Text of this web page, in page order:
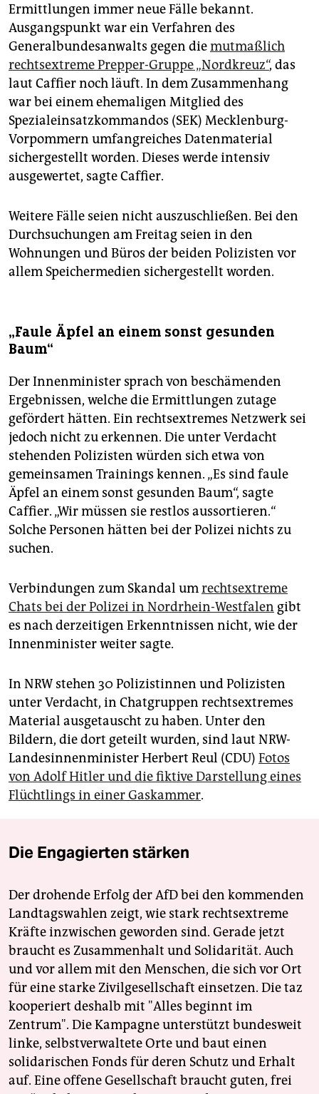
Ermittlungen immer neue Fälle bekannt.
Ausgangspunkt war ein Verfahren des
Generalbundesanwalts gegen diemutmaßlich
rechtsextreme Prepper-Gruppe „Nordkreuz“, das
laut Caffier noch läuft. In dem Zusammenhang
war bei einem ehemaligen Mitglied des
Spezialeinsatzkommandos (SEK) Mecklenburg-
Vorpommern umfangreiches Datenmaterial
sichergestellt worden. Dieses werde intensiv
ausgewertet, sagte Caffier.
Weitere Fälle seien nicht auszuschließen. Bei den
Durchsuchungen am Freitag seien in den
Wohnungen und Büros der beiden Polizisten vor
allem Speichermedien sichergestellt worden.
„Faule Äpfel an einem sonst gesunden
Baum“
Der Innenminister sprach von beschämenden
Ergebnissen, welche die Ermittlungen zutage
gefördert hätten. Ein rechtsextremes Netzwerk sei
jedoch nicht zu erkennen. Die unter Verdacht
stehenden Polizisten würden sich etwa von
gemeinsamen Trainings kennen. „Es sind faule
Äpfel an einem sonst gesunden Baum“, sagte
Caffier. „Wir müssen sie restlos aussortieren.“
Solche Personen hätten bei der Polizei nichts zu
suchen.
Verbindungen zum Skandal umrechtsextreme
Chats bei der Polizei in Nordrhein-Westfalen gibt
es nach derzeitigen Erkenntnissen nicht, wie der
Innenminister weiter sagte.
In NRW stehen 30 Polizistinnen und Polizisten
unter Verdacht, in Chatgruppen rechtsextremes
Material ausgetauscht zu haben. Unter den
Bildern, die dort geteilt wurden, sind laut NRW-
Landesinnenminister Herbert Reul (CDU) Fotos
von Adolf Hitler und die fiktive Darstellung eines
Flüchtlings in einer Gaskammer.
Die Engagierten stärken
Der drohende Erfolg der AfD bei den kommenden
Landtagswahlen zeigt, wie stark rechtsextreme
Kräfte inzwischen geworden sind. Gerade jetzt
braucht es Zusammenhalt und Solidarität. Auch
und vor allem mit den Menschen, die sich vor Ort
für eine starke Zivilgesellschaft einsetzen. Die taz
kooperiert deshalb mit "Alles beginnt im
Zentrum". Die Kampagne unterstützt bundesweit
linke, selbstverwaltete Orte und baut einen
solidarischen Fonds für deren Schutz und Erhalt
auf. Eine offene Gesellschaft braucht guten, frei